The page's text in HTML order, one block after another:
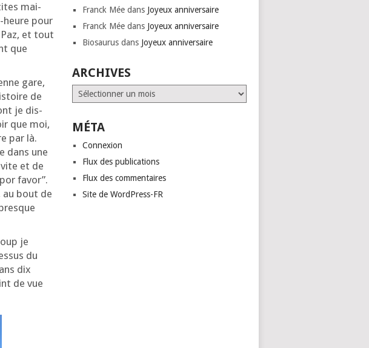
mai­
heure pour
Paz, et tout
que
gare,
de
je dis­
que moi,
par là.
dans une
et de
favor”.
au bout de
je
du
dix
de vue
Franck Mée dans Joyeux anniversaire
Franck Mée dans Joyeux anniversaire
Biosaurus dans Joyeux anniversaire
ARCHIVES
Archives
MÉTA
Connexion
Flux des publications
Flux des commentaires
Site de WordPress-FR